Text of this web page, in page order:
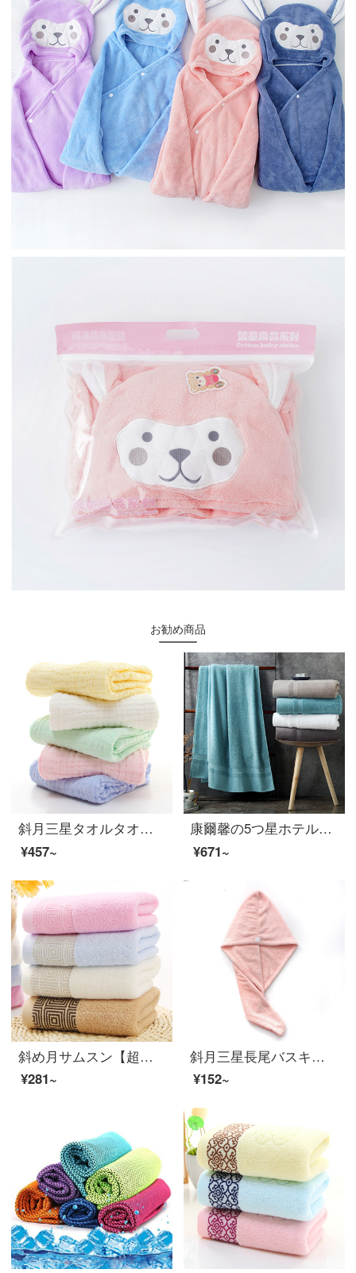
お勧め商品
斜月三星タオルタオル純綿乳幼児バスタオル六層ガーゼ綿のしわが大人の男女のベビータオル110*110 cm黄色のバスタオル
¥457~
康爾馨の5つ星ホテルの全綿は大人のバスタオルの綿の新疆の長い綿のバスタオルの男女の通用する氷の湖の青い800 gの150*80 cmを吸い込みます。
¥671~
斜め月サムスン【超値3枚入り】綿タオル中国風タオル家庭用タオル超柔らかい吸水35*75 cm【3枚入り】囲いタオル
¥281~
斜月三星長尾バスキャップ珊瑚绒高密包头巾バスタオルヘッドセット長尾乾毛キャップ（肉粉）
¥152~